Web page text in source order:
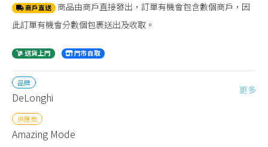
商戶直送 商品由商戶直接發出，訂單有機會包含數個商戶，因
此訂單有機會分數個包裹送出及收取。
送貨上門 門市自取
品牌
DeLonghi
更多
供應商
Amazing Mode